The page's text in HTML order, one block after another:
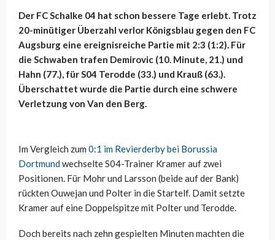
Der FC Schalke 04 hat schon bessere Tage erlebt. Trotz
20-minütiger Überzahl verlor Königsblau gegen den FC
Augsburg eine ereignisreiche Partie mit 2:3 (1:2). Für
die Schwaben trafen Demirovic (10. Minute, 21.) und
Hahn (77.), für S04 Terodde (33.) und Krauß (63.).
Überschattet wurde die Partie durch eine schwere
Verletzung von Van den Berg.
Im Vergleich zum 0:1 im Revierderby bei Borussia
Dortmundwechselte S04-Trainer Kramer auf zwei
Positionen. Für Mohr und Larsson (beide auf der Bank)
rückten Ouwejan und Polter in die Startelf. Damit setzte
Kramer auf eine Doppelspitze mit Polter und Terodde.
Doch bereits nach zehn gespielten Minuten machten die